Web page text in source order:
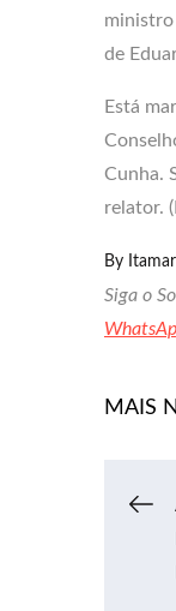
ministro
de
Está
Cunha.
relator.
By
Siga o
MAIS